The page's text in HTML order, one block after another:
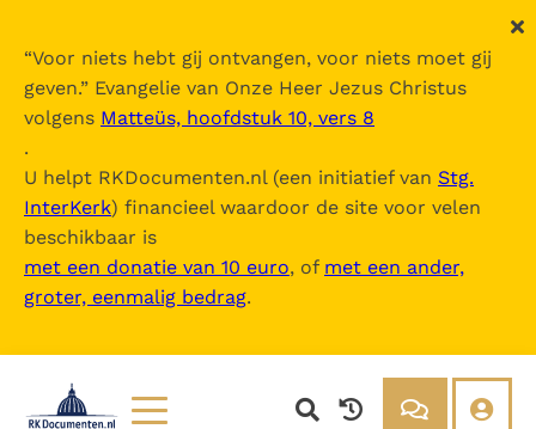
“Voor niets hebt gij ontvangen, voor niets moet gij
geven.” Evangelie van Onze Heer Jezus Christus
volgens Matteüs, hoofdstuk 10, vers 8
.
U helpt RKDocumenten.nl (een initiatief van Stg.
InterKerk) financieel waardoor de site voor velen
beschikbaar is
met een donatie van 10 euro, of met een ander,
groter, eenmalig bedrag.
De Bijbel
Inhoudsopgave
uitklappen
- Oude Testament
- Exodus
- Numeri
- Deuteronomium